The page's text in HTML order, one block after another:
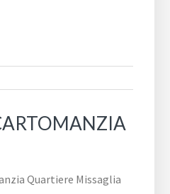
Quartiere Missaglia